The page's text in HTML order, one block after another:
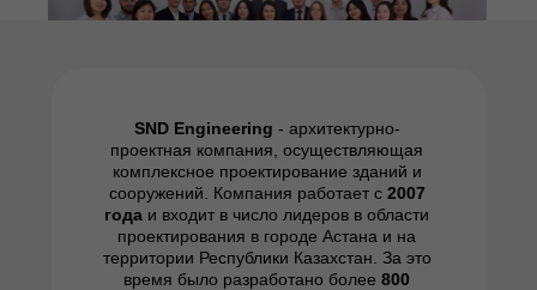
SND Engineering - архитектурно-
проектная компания, осуществляющая
комплексное проектирование зданий и
сооружений. Компания работает с 2007
года и входит в число лидеров в области
проектирования в городе Астана и на
территории Республики Казахстан. За это
время было разработано более 800